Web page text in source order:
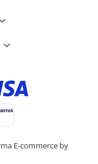
E-commerce by